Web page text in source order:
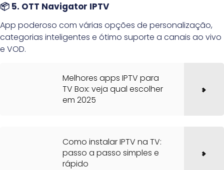
📦 5. OTT Navigator IPTV
App poderoso com várias opções de personalização,
categorias inteligentes e ótimo suporte a canais ao vivo
e VOD.
Melhores apps IPTV para
TV Box: veja qual escolher
em 2025
Como instalar IPTV na TV:
passo a passo simples e
rápido